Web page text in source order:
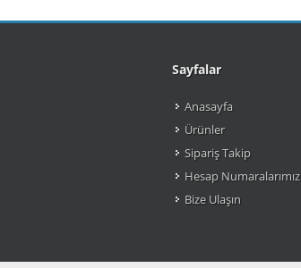
Sayfalar
Anasayfa
Ürünler
Sipariş Takip
Hesap Numaralarımız
Bize Ulaşın